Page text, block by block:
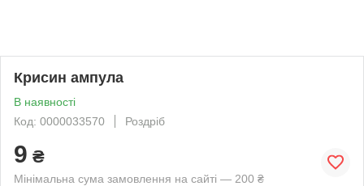
Крисин ампула
В наявності
Код: 0000033570
Роздріб
9 ₴
Мінімальна сума замовлення на сайті — 200 ₴